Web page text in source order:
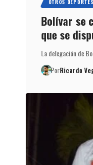
OTROS DEPORTES
Bolívar se
que se
La delegación de
PorRicardo